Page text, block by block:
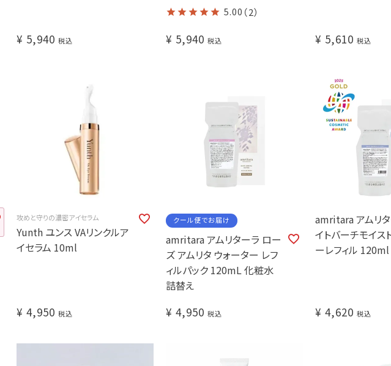
¥ 5,940 税込
5.00 （2）
¥ 5,940 税込 ¥ 5,610 税込
攻めと守りの濃密アイセラム
Yunth ユンス VAリンクルア
イセラム 10ml
¥ 4,950 税込
クール便でお届け
amritara アムリターラ ロー
ズ アムリタ ウォーター レフ
ィルパック 120mL 化粧水
詰替え
¥ 4,950 税込
amritara アムリ
イトバーチモイス
ーレフィル 120ml
¥ 4,620 税込